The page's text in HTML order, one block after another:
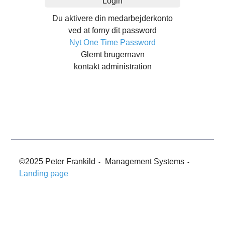
Du aktivere din medarbejderkonto
ved at forny dit password
Nyt One Time Password
Glemt brugernavn
kontakt administration
©2025 Peter Frankild - Management Systems -
Landing page